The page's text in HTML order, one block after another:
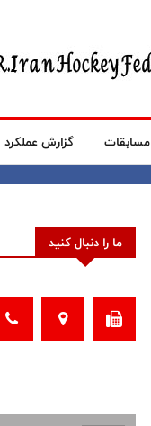
مسابقات گزارش عملکرد
ما را دنبال کنید